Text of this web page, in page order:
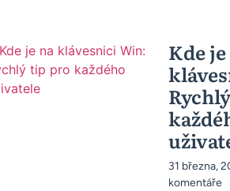
Kde
31 března,
komentáře